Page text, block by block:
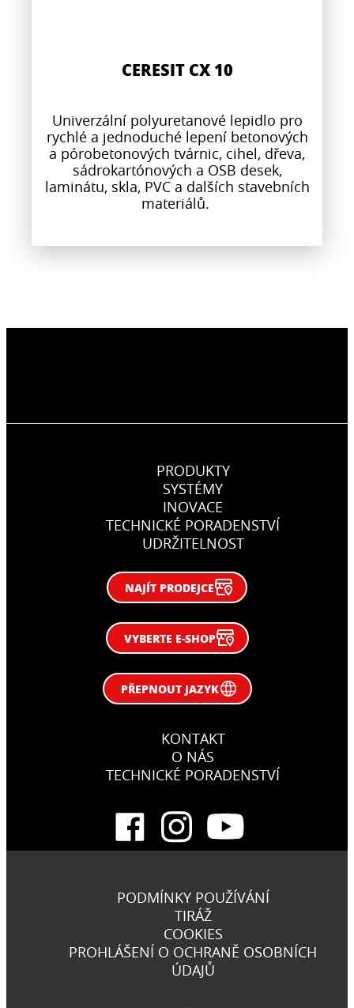
CERESIT CX 10
Univerzální polyuretanové lepidlo pro
rychlé a jednoduché lepení betonových
a pórobetonových tvárnic, cihel, dřeva,
sádrokartónových a OSB desek,
laminátu, skla, PVC a dalších stavebních
materiálů.
PRODUKTY
SYSTÉMY
INOVACE
TECHNICKÉ PORADENSTVÍ
UDRŽITELNOST
NAJÍT PRODEJCE
VYBERTE E-SHOP
PŘEPNOUT JAZYK
KONTAKT
O NÁS
TECHNICKÉ PORADENSTVÍ
PODMÍNKY POUŽÍVÁNÍ
TIRÁŽ
COOKIES
PROHLÁŠENÍ O OCHRANĚ OSOBNÍCH
ÚDAJŮ